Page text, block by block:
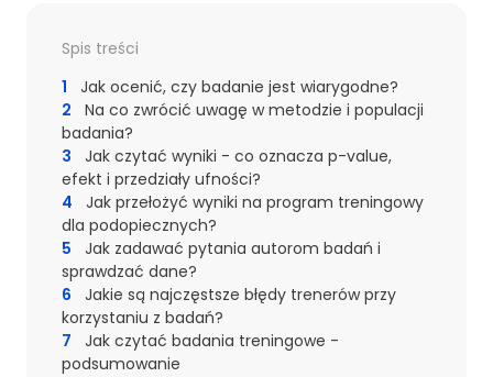
Spis treści
1
Jak ocenić, czy badanie jest wiarygodne?
2
Na co zwrócić uwagę w metodzie i populacji
badania?
3
Jak czytać wyniki - co oznacza p-value,
efekt i przedziały ufności?
4
Jak przełożyć wyniki na program treningowy
dla podopiecznych?
5
Jak zadawać pytania autorom badań i
sprawdzać dane?
6
Jakie są najczęstsze błędy trenerów przy
korzystaniu z badań?
7
Jak czytać badania treningowe -
podsumowanie